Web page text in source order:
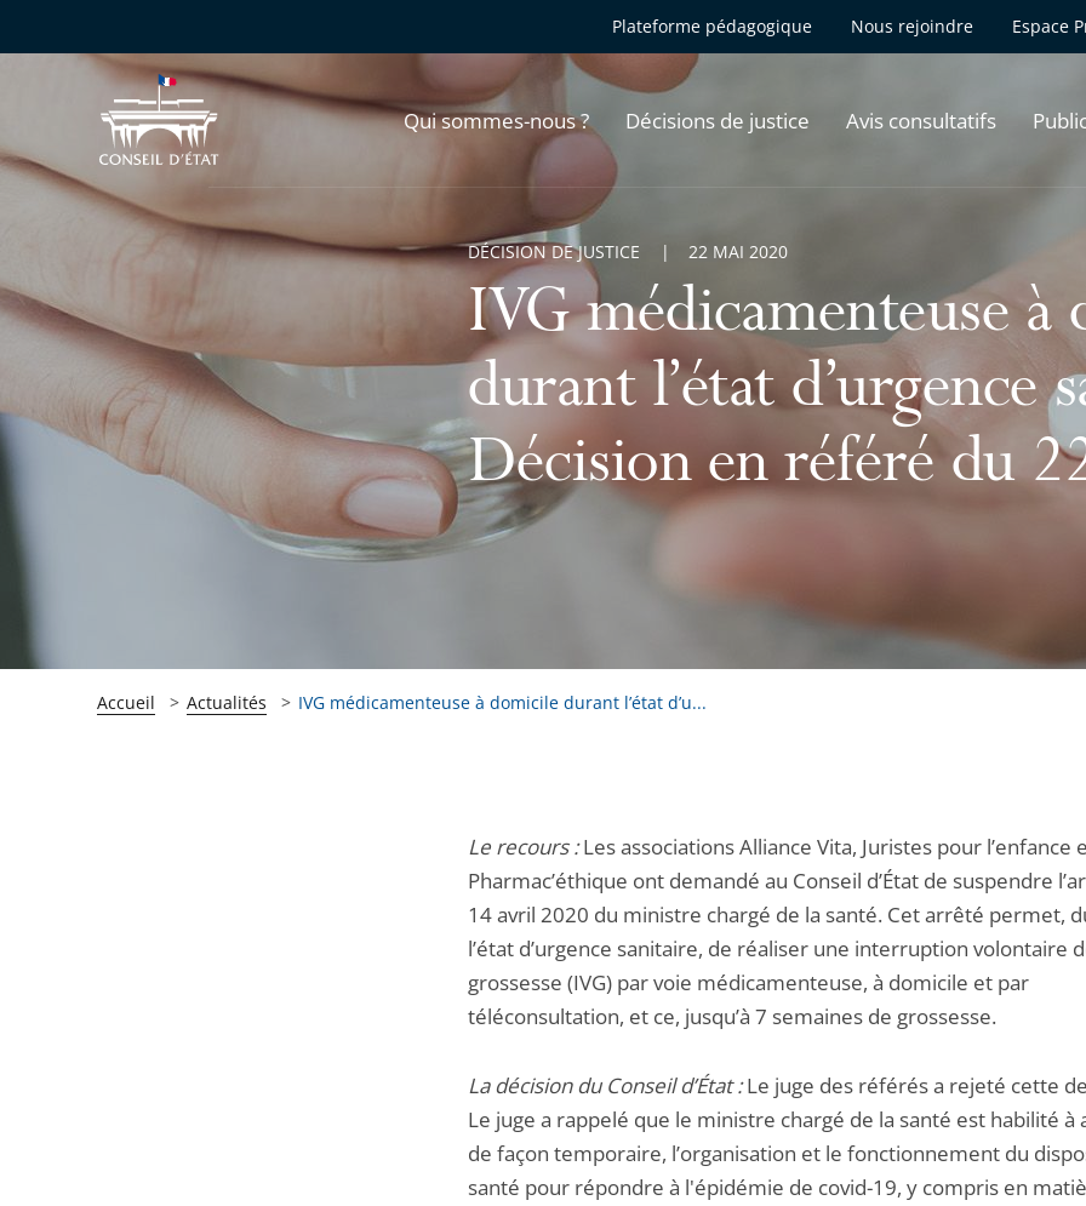
Plateforme pédagogique Nous rejoindre Espace
Qui sommes-nous ? Décisions de justice Avis consultatifs
IVG médicamenteuse à
durant l’état d’urgence
Décision en référé du
DÉCISION DE JUSTICE 22 MAI 2020
Accueil Actualités IVG médicamenteuse à domicile durant l’état d’u...
Le recours :Les associations Alliance Vita, Juristes pour l’enfance
Pharmac’éthique ont demandé au Conseil d’État de suspendre
14 avril 2020 du ministre chargé de la santé. Cet arrêté permet,
l’état d’urgence sanitaire, de réaliser une interruption volontaire
grossesse (IVG) par voie médicamenteuse, à domicile et par
téléconsultation, et ce, jusqu’à 7 semaines de grossesse.
La décision du Conseil d’État :Le juge des référés a rejeté cette
Le juge a rappelé que le ministre chargé de la santé est habilité à
de façon temporaire, l’organisation et le fonctionnement du
santé pour répondre à l'épidémie de covid-19, y compris en